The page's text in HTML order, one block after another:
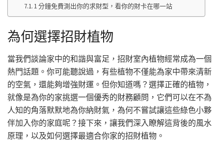
1 分鐘免費測出你的求財型，看你的財卡在哪一站
為何選擇招財植物
當我們談論家中的和諧與富足，招財室內植物經常成為一個
熱門話題。你可能聽說過，有些植物不僅能為家中帶來清新
的空氣，還能夠增強財運。但你知道嗎？選擇正確的植物，
就像是為你的家挑選一個優秀的財務顧問，它們可以在不為
人知的角落默默地為你納財氣，為何不嘗試讓這些綠色小夥
伴加入你的家庭呢？接下來，讓我們深入瞭解這背後的風水
原理，以及如何選擇最適合你家的招財植物。